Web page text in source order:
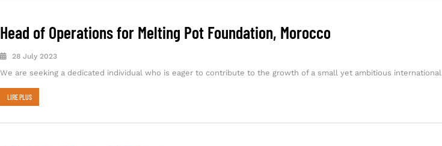
Head of Operations for Melting Pot Foundation, Morocco
28 July 2023
We are seeking a dedicated individual who is eager to contribute to the growth of a small yet ambitious international
LIRE PLUS